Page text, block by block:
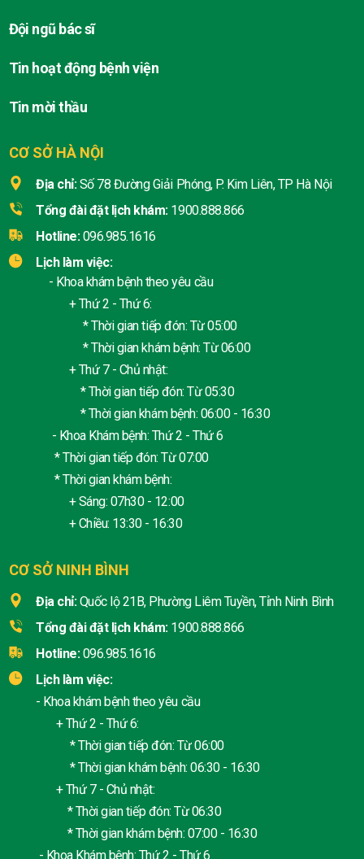
CƠ SỞ HÀ NỘI
Địa chỉ: Số 78 Đường Giải Phóng, P. Kim Liên, TP Hà Nội
Tổng đài đặt lịch khám: 1900.888.866
Hotline: 096.985.1616
Lịch làm việc:
- Khoa khám bệnh theo yêu cầu
+ Thứ 2 - Thứ 6:
* Thời gian tiếp đón: Từ 05:00
* Thời gian khám bệnh: Từ 06:00
+ Thứ 7 - Chủ nhật:
* Thời gian tiếp đón: Từ 05:30
* Thời gian khám bệnh: 06:00 - 16:30
- Khoa Khám bệnh: Thứ 2 - Thứ 6
* Thời gian tiếp đón: Từ 07:00
* Thời gian khám bệnh:
+ Sáng: 07h30 - 12:00
+ Chiều: 13:30 - 16:30
CƠ SỞ NINH BÌNH
Địa chỉ: Quốc lộ 21B, Phường Liêm Tuyền, Tỉnh Ninh Bình
Tổng đài đặt lịch khám: 1900.888.866
Hotline: 096.985.1616
Lịch làm việc:
- Khoa khám bệnh theo yêu cầu
+ Thứ 2 - Thứ 6:
* Thời gian tiếp đón: Từ 06:00
* Thời gian khám bệnh: 06:30 - 16:30
+ Thứ 7 - Chủ nhật:
* Thời gian tiếp đón: Từ 06:30
* Thời gian khám bệnh: 07:00 - 16:30
- Khoa Khám bệnh: Thứ 2 - Thứ 6
Đội ngũ bác sĩ
Tin hoạt động bệnh viện
Tin mời thầu